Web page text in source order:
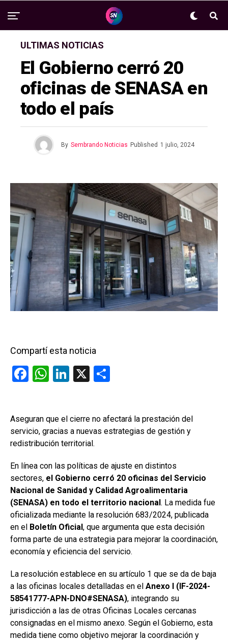
ULTIMAS NOTICIAS
El Gobierno cerró 20
oficinas de SENASA en
todo el país
By Sembrando Noticias Published 1 julio, 2024
Compartí esta noticia
F
b
o
k
W
s
A
p
Li
dI
n
X
p
ar
Aseguran que el cierre no afectará la prestación del
servicio, gracias a nuevas estrategias de gestión y
redistribución territorial.
En línea con las políticas de ajuste en distintos
sectores, el Gobierno cerró 20 oficinas del Servicio
Nacional de Sanidad y Calidad Agroalimentaria
(SENASA) en todo el territorio nacional . La medida fue
oficializada mediante la resolución 683/2024, publicada
en el Boletín Oficial , que argumenta que esta decisión
forma parte de una estrategia para mejorar la coordinación,
economía y eficiencia del servicio.
La resolución establece en su artículo 1 que se da de baja
a las oficinas locales detalladas en el Anexo I (IF-2024-
58541777-APN-DNO#SENASA), integrando su
jurisdicción a las de otras Oficinas Locales cercanas
consignadas en el mismo anexo. Según el Gobierno, esta
medida tiene como objetivo mejorar la coordinación y